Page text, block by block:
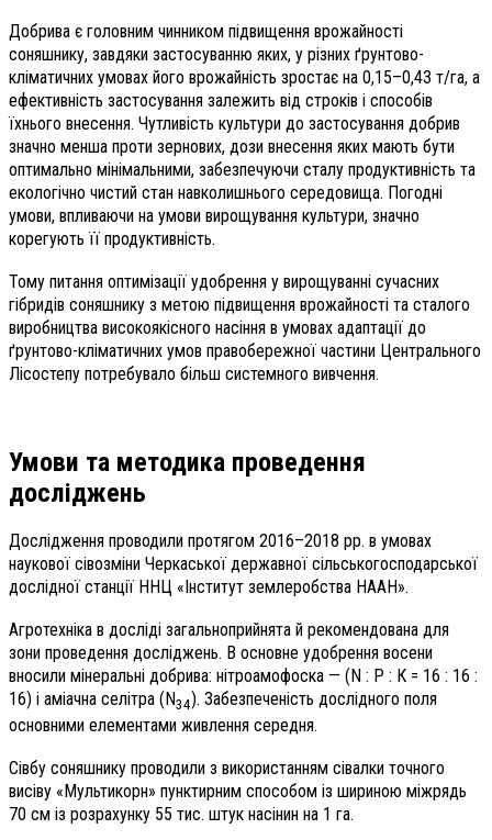
Добрива є головним чинником підвищення врожайності
соняшнику, завдяки застосуванню яких, у різних ґрунтово-
кліматичних умовах його врожайність зростає на 0,15–0,43 т/га, а
ефективність застосування залежить від строків і способів
їхнього внесення. Чутливість культури до застосування добрив
значно менша проти зернових, дози внесення яких мають бути
оптимально мінімальними, забезпечуючи сталу продуктивність та
екологічно чистий стан навколишнього середовища. Погодні
умови, впливаючи на умови вирощування культури, значно
корегують її продуктивність.
Тому питання оптимізації удобрення у вирощуванні сучасних
гібридів соняшнику з метою підвищення врожайності та сталого
виробництва високоякісного насіння в умовах адаптації до
ґрунтово-кліматичних умов правобережної частини Центрального
Лісостепу потребувало більш системного вивчення.
Умови та методика проведення
досліджень
Дослідження проводили протягом 2016–2018 рр. в умовах
наукової сівозміни Черкаської державної сільськогосподарської
дослідної станції ННЦ «Інститут землеробства НААН».
Агротехніка в досліді загальноприйнята й рекомендована для
зони проведення досліджень. В основне удобрення восени
вносили мінеральні добрива: нітроамофоска — (N : Р : К = 16 : 16 :
16) і аміачна селітра (N34). Забезпеченість дослідного поля
основними елементами живлення середня.
Сівбу соняшнику проводили з використанням сівалки точного
висіву «Мультикорн» пунктирним способом із шириною міжрядь
70 см із розрахунку 55 тис. штук насінин на 1 га.